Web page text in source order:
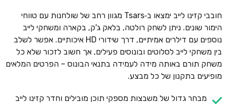
חובבי קזינו לייב ימצאו ב‑Tsars מגוון רחב של שולחנות עם טווחי
הימור שונים. ניתן לשחק רולטה, בלאק ג'ק, בקארה ומשחקי לייב
נוספים עם דילרים אמיתיים, דרך שידורי HD איכותיים. אפשר לשלב
בין משחקי לייב לסלוטים ובונוסים פעילים, אך חשוב לזכור שלא כל
משחק תורם באותה מידה לעמידה בתנאי הבונוס – הפרטים המלאים
מופיעים בתקנון של כל מבצע.
מבחר גדול של משבצות מספקי תוכן מובילים וחדר קזינו לייב